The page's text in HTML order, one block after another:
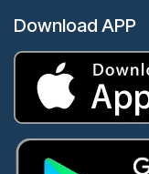
Download APP